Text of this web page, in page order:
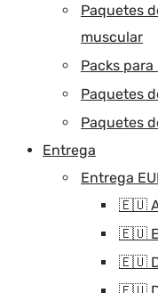
Paquetes
muscular
Packs
Paquetes
Paquetes
Entrega
Entrega
🇪🇺
🇪🇺
🇪🇺